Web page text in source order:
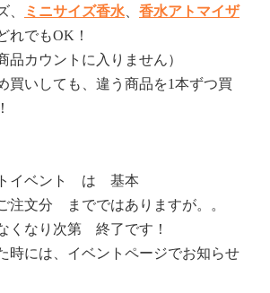
、
ミニサイズ香水
香水アトマイザ
れでもOK！
品カウントに入りません）
買いしても、違う商品を1本ずつ買
イベント は 基本
注文分 までではありますが。。
くなり次第 終了です！
時には、イベントページでお知らせ